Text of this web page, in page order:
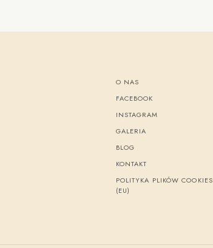
O NAS
FACEBOOK
INSTAGRAM
GALERIA
BLOG
KONTAKT
POLITYKA PLIKÓW COOKIES
(EU)